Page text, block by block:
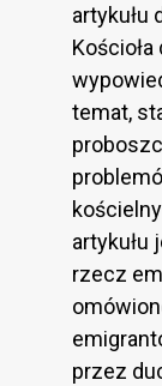
artykułu
temat,
artykułu
rzecz
przez